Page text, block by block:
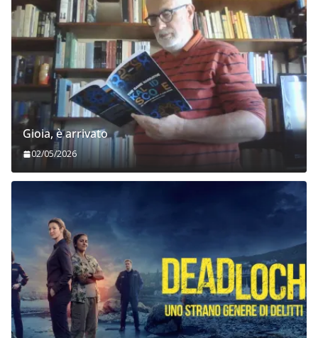
Gioia, è arrivato
02/05/2026